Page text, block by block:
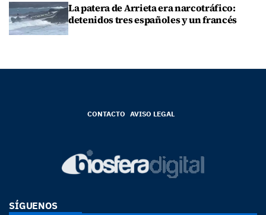
La patera de Arrieta era narcotráfico:
detenidos tres españoles y un francés
CONTACTO AVISO LEGAL
SÍGUENOS